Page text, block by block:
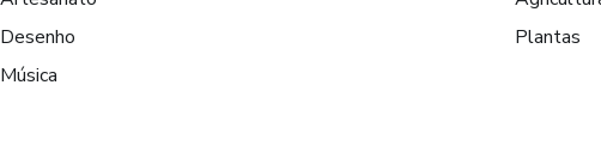
Desenho
Música
Plantas